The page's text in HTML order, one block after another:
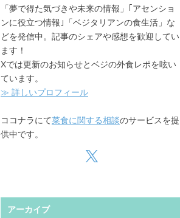
「夢で得た気づきや未来の情報」｢アセンショ
ンに役立つ情報｣「ベジタリアンの食生活」な
どを発信中。記事のシェアや感想を歓迎してい
ます！
Xでは更新のお知らせとベジの外食レポを呟い
ています。
≫ 詳しいプロフィール
ココナラにて菜食に関する相談のサービスを提
供中です。
アーカイブ